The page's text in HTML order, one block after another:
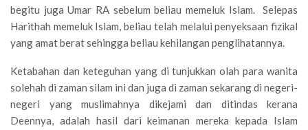
begitu juga Umar RA sebelum beliau memeluk Islam. Selepas
Harithah memeluk Islam, beliau telah melalui penyeksaan fizikal
yang amat berat sehingga beliau kehilangan penglihatannya.
Ketabahan dan keteguhan yang di tunjukkan olah para wanita
solehah di zaman silam ini dan juga di zaman sekarang di negeri-
negeri yang muslimahnya dikejami dan ditindas kerana
Deennya, adalah hasil dari keimanan mereka kepada Islam